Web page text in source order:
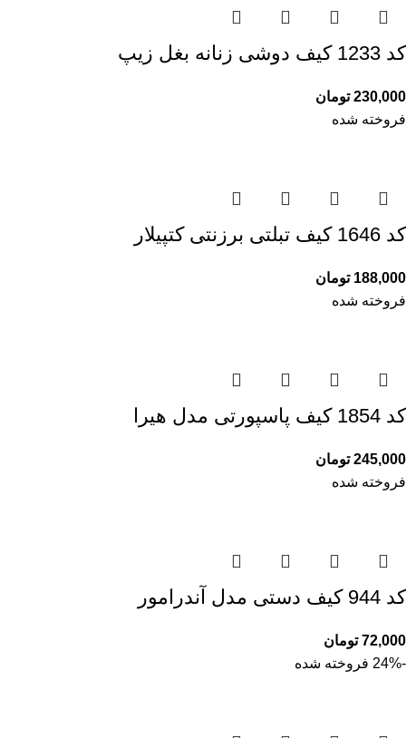
کد 1233 کیف دوشی زنانه بغل زیپ
230,000 تومان
فروخته شده
کد 1646 کیف تبلتی برزنتی کتپیلار
188,000 تومان
فروخته شده
کد 1854 کیف پاسپورتی مدل هیرا
245,000 تومان
فروخته شده
کد 944 کیف دستی مدل آندرامور
72,000 تومان
-24%
فروخته شده